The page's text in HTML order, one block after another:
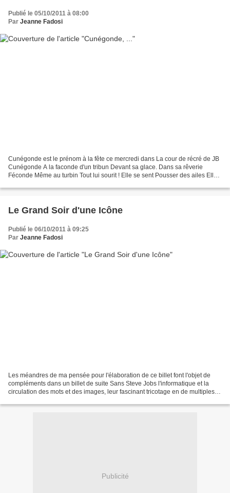
Publié le 05/10/2011 à 08:00
Par Jeanne Fadosi
Cunégonde est le prénom à la fête ce mercredi dans La cour de récré de JB
Cunégonde A la faconde d'un tribun Devant sa glace. Dans sa rêverie
Féconde Même au turbin Tout lui sourit ! Elle se sent Pousser des ailes Elle
Le Grand Soir d'une Icône
Publié le 06/10/2011 à 09:25
Par Jeanne Fadosi
Les méandres de ma pensée pour l'élaboration de ce billet font l'objet de
compléments dans un billet de suite Sans Steve Jobs l'informatique et la
circulation des mots et des images, leur fascinant tricotage en de multiples
Publicité